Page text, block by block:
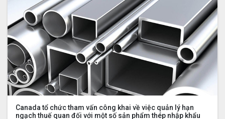
Canada tổ chức tham vấn công khai về việc quản lý hạn
ngạch thuế quan đối với một số sản phẩm thép nhập khẩu